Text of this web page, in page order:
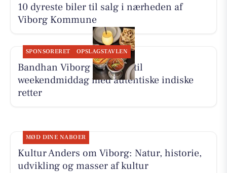
10 dyreste biler til salg i nærheden af
Viborg Kommune
SPONSORERET OPSLAGSTAVLEN
Bandhan Viborg inviterer til
weekendmiddag med autentiske indiske
retter
MØD DINE NABOER
Kultur Anders om Viborg: Natur, historie,
udvikling og masser af kultur